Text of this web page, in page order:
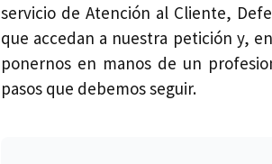
servicio de Atención al Cliente,
que accedan a nuestra petición y,
ponernos en manos de un
pasos que debemos seguir.